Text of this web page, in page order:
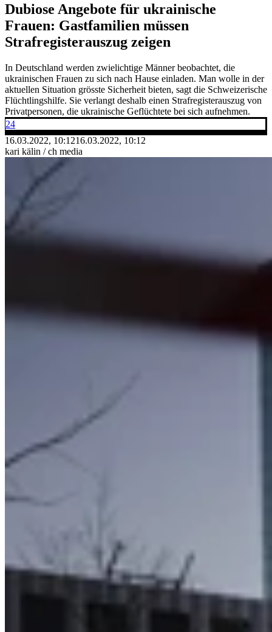
Dubiose Angebote für ukrainische
Frauen: Gastfamilien müssen
Strafregisterauszug zeigen
In Deutschland werden zwielichtige Männer beobachtet, die
ukrainischen Frauen zu sich nach Hause einladen. Man wolle in der
aktuellen Situation grösste Sicherheit bieten, sagt die Schweizerische
Flüchtlingshilfe. Sie verlangt deshalb einen Strafregisterauszug von
Privatpersonen, die ukrainische Geflüchtete bei sich aufnehmen.
24
16.03.2022, 10:1216.03.2022, 10:12
kari kälin / ch media